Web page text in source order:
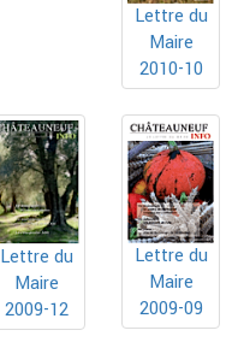
Lettre du
Maire
2010-10
Lettre du
Maire
2009-12
Lettre du
Maire
2009-09